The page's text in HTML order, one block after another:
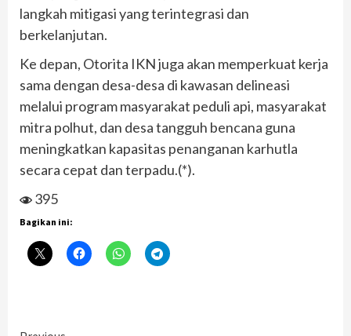
langkah mitigasi yang terintegrasi dan
berkelanjutan.
Ke depan, Otorita IKN juga akan memperkuat kerja
sama dengan desa-desa di kawasan delineasi
melalui program masyarakat peduli api, masyarakat
mitra polhut, dan desa tangguh bencana guna
meningkatkan kapasitas penanganan karhutla
secara cepat dan terpadu.(*).
395
Bagikan ini: